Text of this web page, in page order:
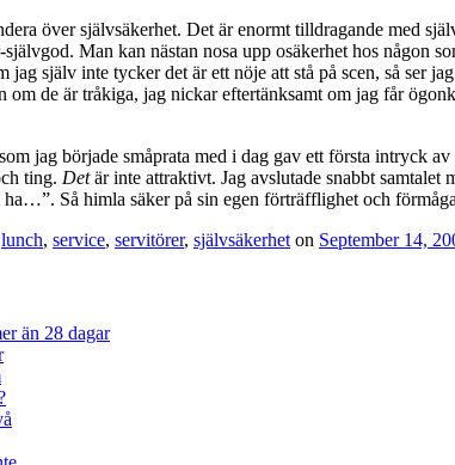
över självsäkerhet. Det är enormt tilldragande med
Man kan nästan nosa upp osäkerhet hos någon
jag själv inte tycker det är ett nöje att stå på scen, så ser
om de är tråkiga, jag nickar eftertänksamt om jag får
jag började småprata med i dag gav ett första intryck
ting. Detär inte attraktivt. Jag avslutade snabbt samtalet
Så himla säker på sin egen förträfflighet och
lunch, service, servitörer, självsäkerhet on September 14,
än 28 dagar